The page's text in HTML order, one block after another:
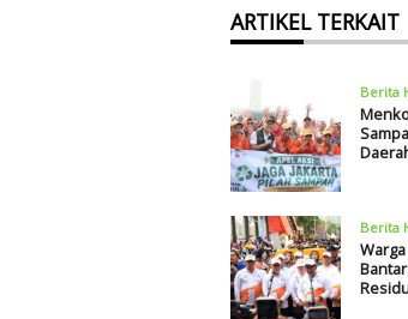
ARTIKEL TERKAIT
Berita
Berita